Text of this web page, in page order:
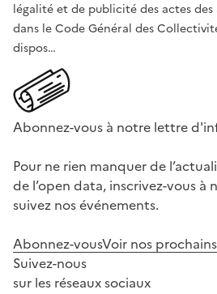
légalité et de publicité des actes
dans le Code Général des
dispos…
Abonnez-vous à notre lettre
Pour ne rien manquer de
de l’open data, inscrivez-vous
suivez nos événements.
Abonnez-vousVoir nos
Suivez-nous
sur les réseaux sociaux